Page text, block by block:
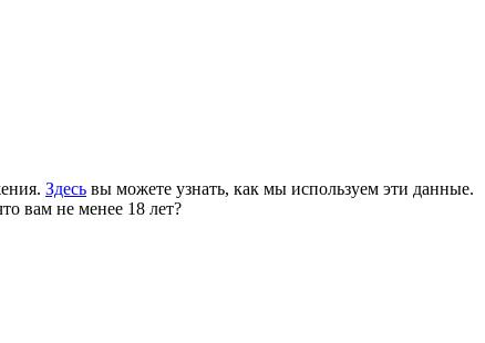
Здесь вы можете узнать, как мы используем эти данные.
вам не менее 18 лет?